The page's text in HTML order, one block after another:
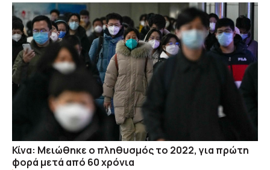
Κίνα: Μειώθηκε ο πληθυσμός το 2022, για πρώτη
φορά μετά από 60 χρόνια